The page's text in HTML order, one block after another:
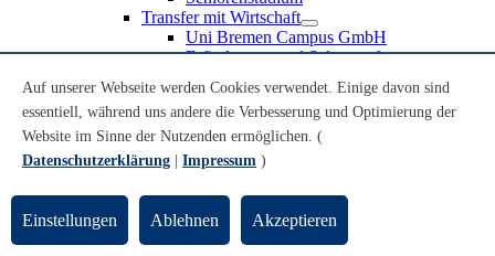
Transfer mit Wirtschaft
Uni Bremen Campus GmbH
Erfindungen und Schutzrechte
Recruiting an der Universität Bremen
Weiterbildung an der Universität Bremen
Transfer mit Schule
Schülerinnen und Schüler
Schulklassen
Lehrkräfte
Gründungsunterstützung
Auf unserer Webseite werden Cookies verwendet. Einige davon sind
essentiell, während uns andere die Verbesserung und Optimierung der
Website im Sinne der Nutzenden ermöglichen. (
Datenschutzerklärung
Impressum )
Einstellungen Ablehnen Akzeptieren